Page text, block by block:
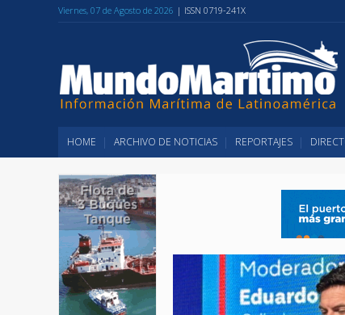
Viernes, 07 de Agosto de 2026 | ISSN 0719-241X
HOME ARCHIVO DE NOTICIAS REPORTAJES